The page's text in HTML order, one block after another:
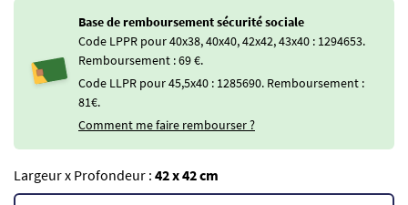
Base de remboursement sécurité sociale
Code LPPR pour 40x38, 40x40, 42x42, 43x40 : 1294653.
Remboursement : 69 €.
Code LLPR pour 45,5x40 : 1285690. Remboursement :
81€.
Comment me faire rembourser ?
Largeur x Profondeur : 42 x 42 cm